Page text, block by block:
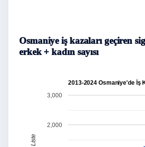
Osmaniye iş kazaları geçiren
erkek + kadın sayısı
2013-2024 Osmaniye'de İş
2,000
3,000
Liste